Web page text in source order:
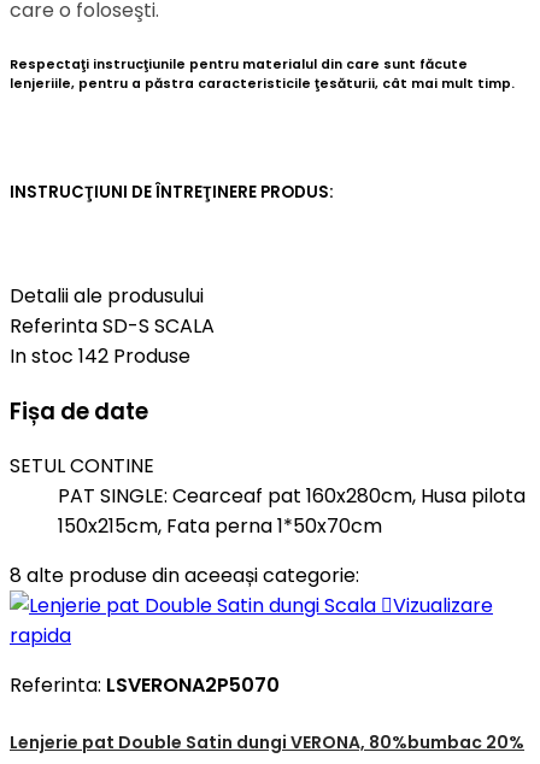
care o foloseşti.
Respectaţi instrucţiunile pentru materialul din care sunt făcute
lenjeriile, pentru a păstra caracteristicile ţesăturii, cât mai mult timp.
INSTRUCŢIUNI DE ÎNTREŢINERE PRODUS:
Detalii ale produsului
ReferintaSD-S SCALA
In stoc 142 Produse
Fișa de date
SETUL CONTINE
PAT SINGLE: Cearceaf pat 160x280cm, Husa pilota
150x215cm, Fata perna 1*50x70cm
8 alte produse din aceeași categorie:
Vizualizare
rapida
Referinta: LSVERONA2P5070
Lenjerie pat Double Satin dungi VERONA, 80%bumbac 20%